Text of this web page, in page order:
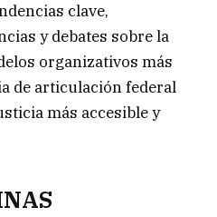
clave,
y debates sobre la
organizativos más
de articulación federal
más accesible y